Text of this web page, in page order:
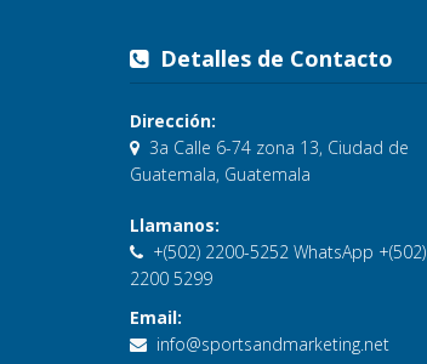
Detalles de Contacto
Dirección:
3a Calle 6-74 zona 13, Ciudad de
Guatemala, Guatemala
Llamanos:
+(502) 2200-5252 WhatsApp +(502)
2200 5299
Email:
info@sportsandmarketing.net